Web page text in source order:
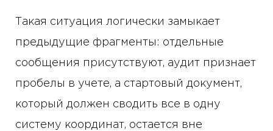
Такая ситуация логически замыкает
предыдущие фрагменты: отдельные
сообщения присутствуют, аудит признает
пробелы в учете, а стартовый документ,
который должен сводить все в одну
систему координат, остается вне